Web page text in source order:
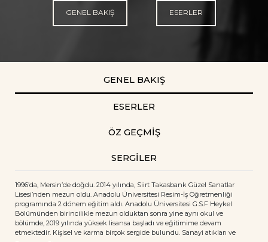
GENEL BAKIŞ ESERLER
GENEL BAKIŞ
ESERLER
ÖZ GEÇMİŞ
SERGİLER
1996’da, Mersin’de doğdu. 2014 yılında, Siirt Takasbank Güzel Sanatlar
Lisesi’nden mezun oldu. Anadolu Üniversitesi Resim-İş Öğretmenliği
programında 2 dönem eğitim aldı. Anadolu Üniversitesi G.S.F Heykel
Bölümünden birincilikle mezun olduktan sonra yine aynı okul ve
bölümde, 2019 yılında yüksek lisansa başladı ve eğitimime devam
etmektedir. Kişisel ve karma birçok sergide bulundu. Sanayi atıkları ve